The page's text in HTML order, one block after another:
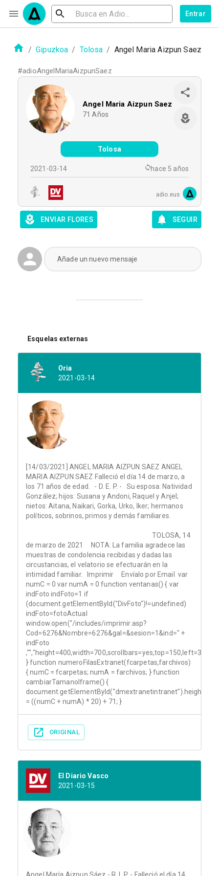
Entrar
/ Gipuzkoa / Tolosa / Angel Maria Aizpun Saez
#adioAngelMariaAizpunSaez
Angel Maria Aizpun Saez
71 Años
Tolosa
2021-03-14 hace 5 años
adio.eus
ENVIAR FLORES SEGUIR
Añade un nuevo mensaje
Esquelas externas
Oria
2021-03-14
[14/03/2021] ANGEL MARIA AIZPUN SAEZ ANGEL
MARIA AIZPUN SAEZ Falleció el día 14 de marzo, a
los 71 años de edad. - D. E. P. - Su esposa: Natividad
González; hijos: Susana y Andoni, Raquel y Anjel;
nietos: Aitana, Naikari, Gorka, Urko, Iker; hermanos
políticos, sobrinos, primos y demás familiares.
TOLOSA, 14
de marzo de 2021 NOTA: La familia agradece las
muestras de condolencia recibidas y dadas las
circustancias, el velatorio se efectuarán en la
intimidad familiar. Imprimir Envíalo por Email var
numC = 0 var numA = 0 function ventanas() { var
indFoto indFoto=1 if
(document.getElementById("DivFoto")!=undefined)
indFoto=fotoActual
window.open("/includes/imprimir.asp?
Cod=6276&Nombre=6276&gal=&sesion=1&ind=" +
indFoto
,"","height=400,width=700,scrollbars=yes,top=150,left=300");
} function numeroFilasExtranet(fcarpetas,farchivos)
{ numC = fcarpetas; numA = farchivos; } function
cambiarTamanoIframe() {
document.getElementById("dmextranetintranet").height
= ((numC + numA) * 20) + 71; }
ORIGINAL
El Diario Vasco
2021-03-15